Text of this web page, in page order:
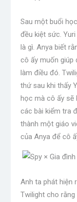
Sau một buổi
đều kiệt sức.
là gì. Anya biết
cô ấy muốn giúp
làm điều đó.
thứ sau khi thấy
học mà cô ấy sẽ
các bài kiểm tra
thành một giáo
của Anya để cô
Anh ta phát hiện
Twilight cho